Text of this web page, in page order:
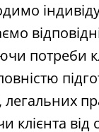
потреби
клієнта